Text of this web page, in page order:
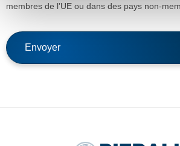
membres de l’UE ou dans des pays non-
Envoyer